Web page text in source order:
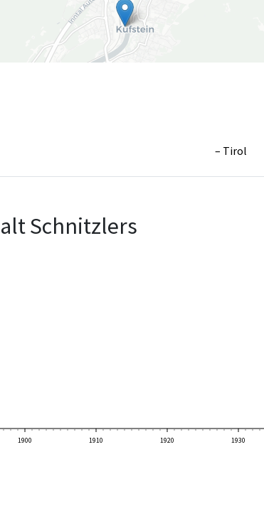
Tirol
Schnitzlers
1900 1910 1920 1930